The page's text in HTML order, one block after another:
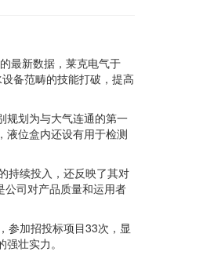
最新数据，莱克电气于
备范畴的技能打破，提高
划为与大气连通的第一
液位盒内还设有用于检测
持续投入，还反映了其对
司对产品质量和运用者
加招投标项目33次，显
壮实力。